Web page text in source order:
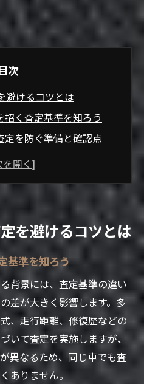
次
避けるコツとは
招く査定基準を知ろう
定を防ぐ準備と確認点
価されやすい車の特徴
学ぶ車買取の低価格回避
車買取の秘訣
交渉のコツと注意点
定を防ぐアピールポイン
なる愛車のメンテナンス
価格アップにつながる理
を避けるコツとは
基準を知ろう
背景には、査定基準の違い
差が大きく影響します。多
、走行距離、修復歴などの
いて査定を実施しますが、
異なるため、同じ車でも査
ありません。